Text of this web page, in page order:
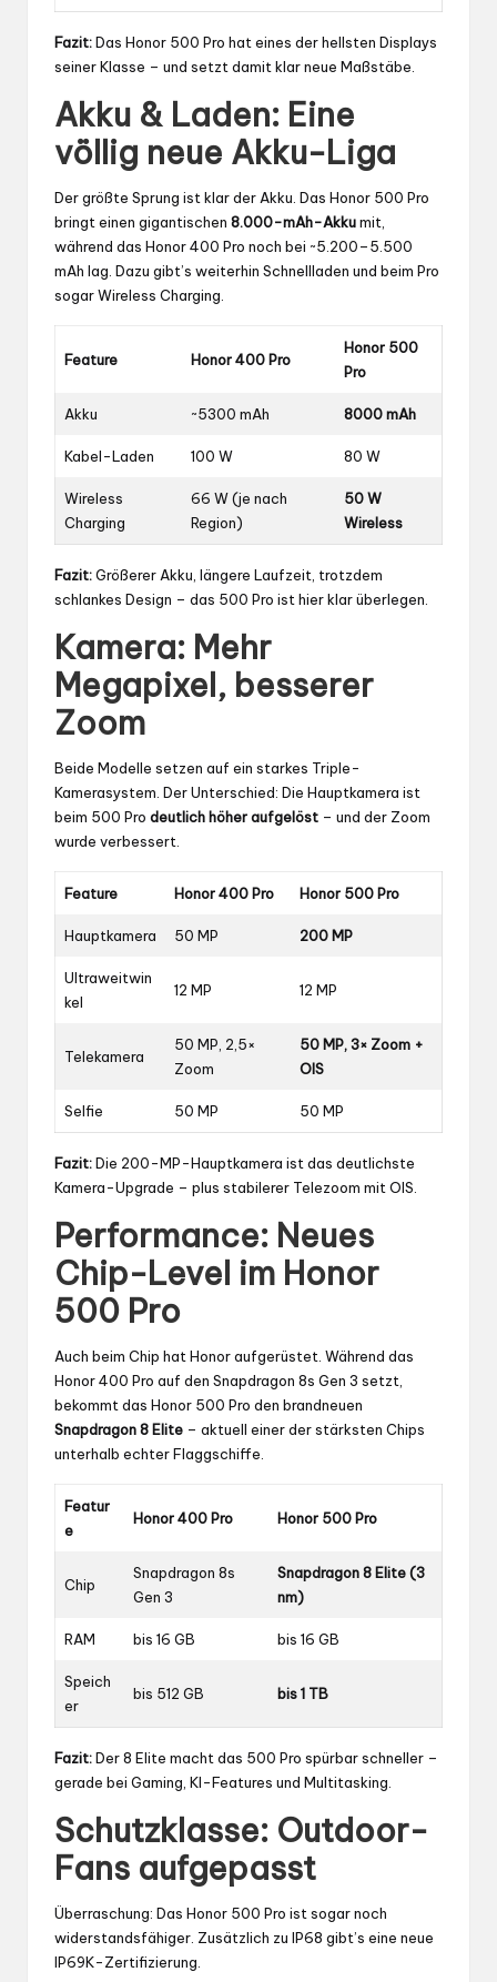
Fazit:Das Honor 500 Pro hat eines der hellsten Displays
seiner Klasse – und setzt damit klar neue Maßstäbe.
Akku & Laden: Eine
völlig neue Akku-Liga
Der größte Sprung ist klar der Akku. Das Honor 500 Pro
bringt einen gigantischen 8.000-mAh-Akkumit,
während das Honor 400 Pro noch bei ~5.200–5.500
mAh lag. Dazu gibt’s weiterhin Schnellladen und beim Pro
sogar Wireless Charging.
Feature Honor 400 Pro
Honor 500
Pro
Akku ~5300 mAh 8000 mAh
Kabel-Laden 100 W 80 W
Wireless
Charging
66 W (je nach
Region)
50 W
Wireless
Fazit:Größerer Akku, längere Laufzeit, trotzdem
schlankes Design – das 500 Pro ist hier klar überlegen.
Kamera: Mehr
Megapixel, besserer
Zoom
Beide Modelle setzen auf ein starkes Triple-
Kamerasystem. Der Unterschied: Die Hauptkamera ist
beim 500 Pro deutlich höher aufgelöst – und der Zoom
wurde verbessert.
Feature Honor 400 Pro Honor 500 Pro
Hauptkamera 50 MP 200 MP
Ultraweitwin
kel
12 MP 12 MP
Telekamera
50 MP, 2,5×
Zoom
50 MP, 3× Zoom +
OIS
Selfie 50 MP 50 MP
Fazit:Die 200-MP-Hauptkamera ist das deutlichste
Kamera-Upgrade – plus stabilerer Telezoom mit OIS.
Performance: Neues
Chip-Level im Honor
500 Pro
Auch beim Chip hat Honor aufgerüstet. Während das
Honor 400 Pro auf den Snapdragon 8s Gen 3 setzt,
bekommt das Honor 500 Pro den brandneuen
Snapdragon 8 Elite – aktuell einer der stärksten Chips
unterhalb echter Flaggschiffe.
Featur
e
Honor 400 Pro Honor 500 Pro
Chip
Snapdragon 8s
Gen 3
Snapdragon 8 Elite (3
nm)
RAM bis 16 GB bis 16 GB
Speich
er
bis 512 GB bis 1 TB
Fazit:Der 8 Elite macht das 500 Pro spürbar schneller –
gerade bei Gaming, KI-Features und Multitasking.
Schutzklasse: Outdoor-
Fans aufgepasst
Überraschung: Das Honor 500 Pro ist sogar noch
widerstandsfähiger. Zusätzlich zu IP68 gibt’s eine neue
IP69K-Zertifizierung.